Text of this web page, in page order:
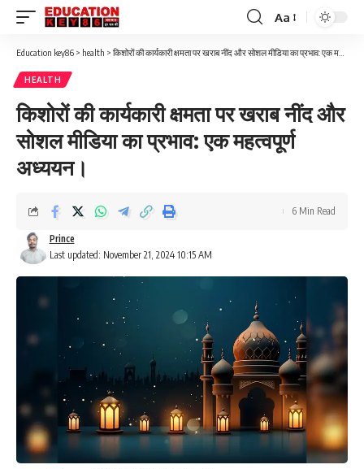
Font
Resizer
Aa
Education key86 > health > किशोरों की कार्यकारी क्षमता पर खराब नींद और सोशल मीडिया का प्रभाव: एक महत्वपूर्ण अध्ययन।
HEALTH
किशोरों की कार्यकारी क्षमता पर खराब नींद और
सोशल मीडिया का प्रभाव: एक महत्वपूर्ण
अध्ययन।
Last updated: November 21, 2024 10:15 AM
Prince
6 Min Read